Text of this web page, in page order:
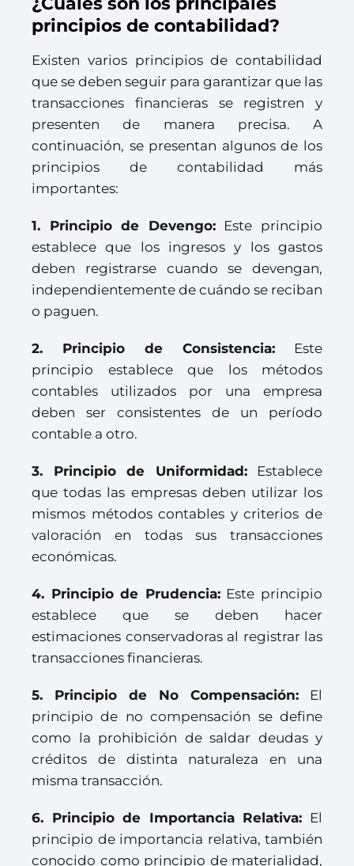
principios de contabilidad?
Existen varios principios de contabilidad
que se deben seguir para garantizar que las
transacciones financieras se registren y
presenten de manera precisa. A
continuación, se presentan algunos de los
principios de contabilidad más
importantes:
1. Principio de Devengo:Este principio
establece que los ingresos y los gastos
deben registrarse cuando se devengan,
independientemente de cuándo se reciban
o paguen.
2. Principio de Consistencia: Este
principio establece que los métodos
contables utilizados por una empresa
deben ser consistentes de un período
contable a otro.
3. Principio de Uniformidad:Establece
que todas las empresas deben utilizar los
mismos métodos contables y criterios de
valoración en todas sus transacciones
económicas.
4. Principio de Prudencia:Este principio
establece que se deben hacer
estimaciones conservadoras al registrar las
transacciones financieras.
5. Principio de No Compensación: El
principio de no compensación se define
como la prohibición de saldar deudas y
créditos de distinta naturaleza en una
misma transacción.
6. Principio de Importancia Relativa: El
principio de importancia relativa, también
conocido como principio de materialidad,